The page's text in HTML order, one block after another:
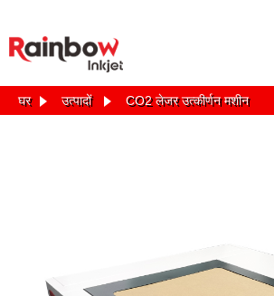
घर उत्पादों CO2 लेजर उत्कीर्णन मशीन